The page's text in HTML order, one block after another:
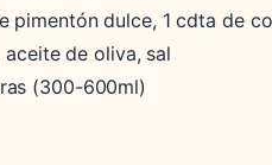
pimentón dulce, 1 cdta de
aceite de oliva, sal
(300-600ml)